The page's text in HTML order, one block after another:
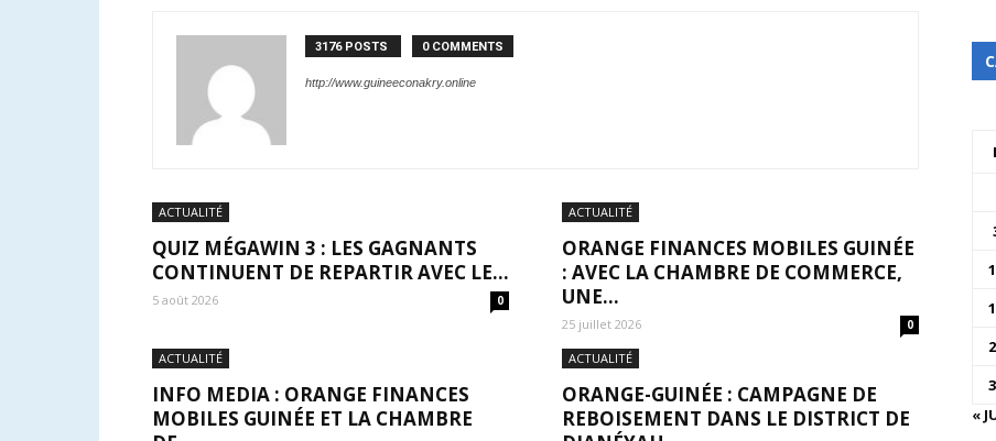
3176 POSTS 0 COMMENTS
http://www.guineeconakry.online
ACTUALITÉ
QUIZ MÉGAWIN 3 : LES GAGNANTS
CONTINUENT DE REPARTIR AVEC LE...
5 août 2026 0
ACTUALITÉ
ORANGE FINANCES MOBILES GUINÉE
: AVEC LA CHAMBRE DE COMMERCE,
UNE...
25 juillet 2026 0
ACTUALITÉ
INFO MEDIA : ORANGE FINANCES
MOBILES GUINÉE ET LA CHAMBRE
ACTUALITÉ
ORANGE-GUINÉE : CAMPAGNE DE
REBOISEMENT DANS LE DISTRICT DE
«